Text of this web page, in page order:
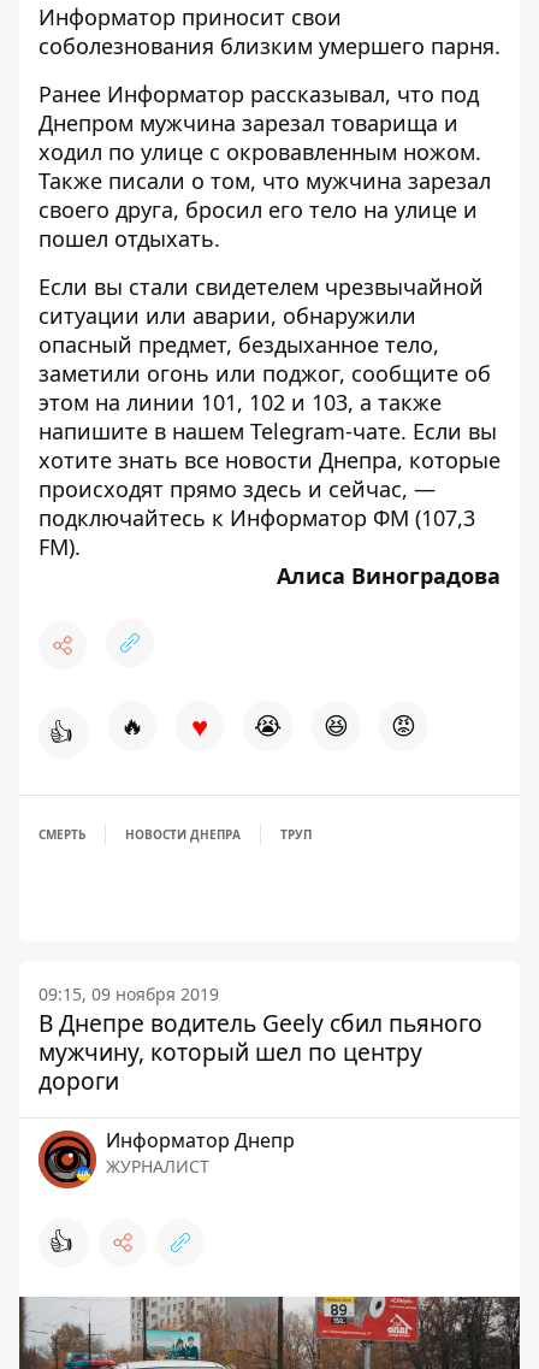
Информатор приносит свои
соболезнования близким умершего парня.
Ранее Информатор рассказывал, что под
Днепром мужчина зарезал товарища и
ходил по улице с окровавленным ножом.
Также писали о том, что мужчина зарезал
своего друга, бросил его тело на улице и
пошел отдыхать.
Если вы стали свидетелем чрезвычайной
ситуации или аварии, обнаружили
опасный предмет, бездыханное тело,
заметили огонь или поджог, сообщите об
этом на линии 101, 102 и 103, а также
напишите в нашем Telegram-чате. Если вы
хотите знать все новости Днепра, которые
происходят прямо здесь и сейчас, —
подключайтесь к Информатор ФМ (107,3
FM).
Алиса Виноградова
👍 🔥 ♥ 😭 😆 😡
СМЕРТЬ НОВОСТИ ДНЕПРА ТРУП
09:15, 09 ноября 2019
В Днепре водитель Geely сбил пьяного
мужчину, который шел по центру
дороги
Информатор Днепр
ЖУРНАЛИСТ
👍